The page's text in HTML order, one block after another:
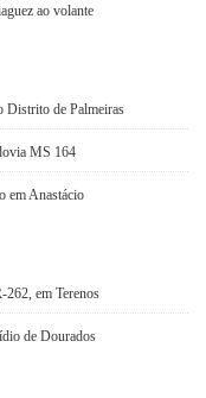
ao volante
Distrito de Palmeiras
MS 164
em Anastácio
262, em Terenos
de Dourados